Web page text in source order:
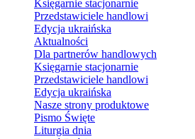
Księgarnie stacjonarnie
Przedstawiciele handlowi
Edycja ukraińska
Aktualności
Dla partnerów handlowych
Księgarnie stacjonarnie
Przedstawiciele handlowi
Edycja ukraińska
Nasze strony produktowe
Pismo Święte
Liturgia dnia